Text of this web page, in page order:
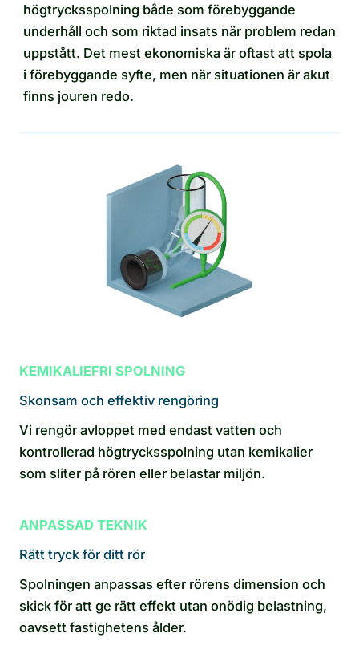
högtrycksspolning både som förebyggande
underhåll och som riktad insats när problem redan
uppstått. Det mest ekonomiska är oftast att spola
i förebyggande syfte, men när situationen är akut
finns jouren redo.
KEMIKALIEFRI SPOLNING
Skonsam och effektiv rengöring
Vi rengör avloppet med endast vatten och
kontrollerad högtrycksspolning utan kemikalier
som sliter på rören eller belastar miljön.
ANPASSAD TEKNIK
Rätt tryck för ditt rör
Spolningen anpassas efter rörens dimension och
skick för att ge rätt effekt utan onödig belastning,
oavsett fastighetens ålder.